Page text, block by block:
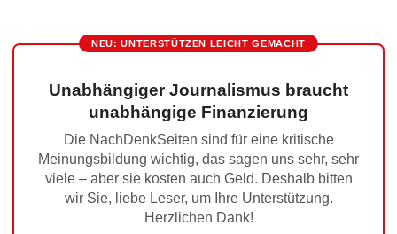
NEU: UNTERSTÜTZEN LEICHT GEMACHT
Unabhängiger Journalismus braucht
unabhängige Finanzierung
Die NachDenkSeiten sind für eine kritische
Meinungsbildung wichtig, das sagen uns sehr, sehr
viele – aber sie kosten auch Geld. Deshalb bitten
wir Sie, liebe Leser, um Ihre Unterstützung.
Herzlichen Dank!